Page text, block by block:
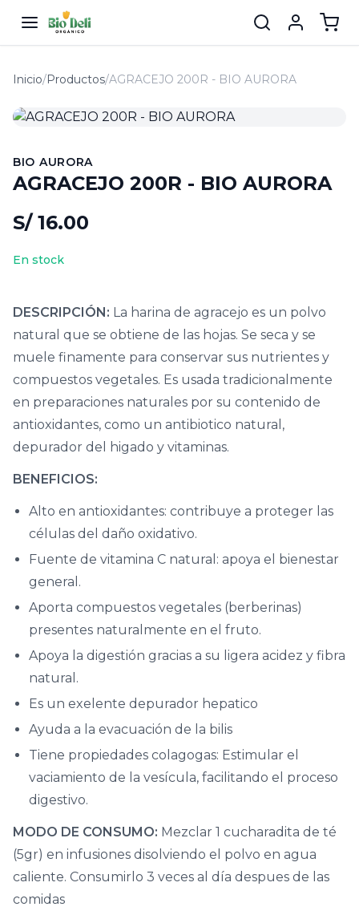
Inicio/Productos/AGRACEJO 200R - BIO AURORA
BIO AURORA
AGRACEJO 200R - BIO AURORA
S/ 16.00
En stock
DESCRIPCIÓN: La harina de agracejo es un polvo
natural que se obtiene de las hojas. Se seca y se
muele finamente para conservar sus nutrientes y
compuestos vegetales. Es usada tradicionalmente
en preparaciones naturales por su contenido de
antioxidantes, como un antibiotico natural,
depurador del higado y vitaminas.
BENEFICIOS:
Alto en antioxidantes: contribuye a proteger las
células del daño oxidativo.
Fuente de vitamina C natural: apoya el bienestar
general.
Aporta compuestos vegetales (berberinas)
presentes naturalmente en el fruto.
Apoya la digestión gracias a su ligera acidez y fibra
natural.
Es un exelente depurador hepatico
Ayuda a la evacuación de la bilis
Tiene propiedades colagogas: Estimular el
vaciamiento de la vesícula, facilitando el proceso
digestivo.
MODO DE CONSUMO: Mezclar 1 cucharadita de té
(5gr) en infusiones disolviendo el polvo en agua
caliente. Consumirlo 3 veces al día despues de las
comidas